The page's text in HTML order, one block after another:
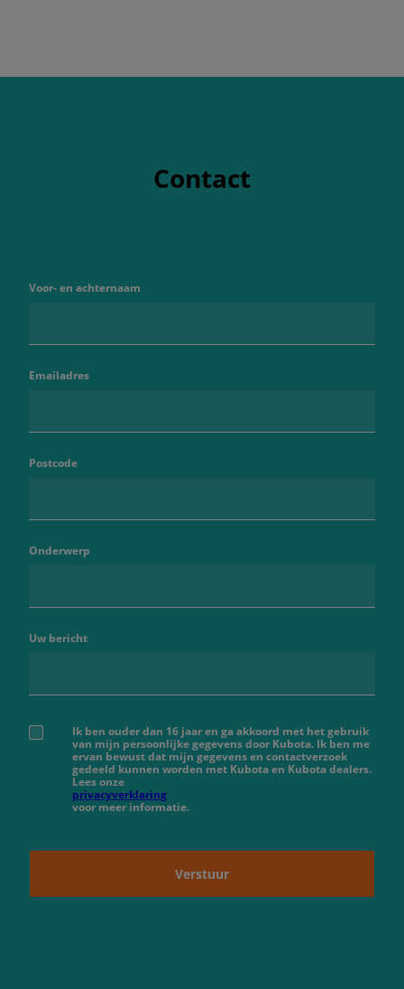
Contact
Voor- en achternaam
Emailadres
Postcode
Onderwerp
Uw bericht
Ik ben ouder dan 16 jaar en ga akkoord met het gebruik
van mijn persoonlijke gegevens door Kubota. Ik ben me
ervan bewust dat mijn gegevens en contactverzoek
gedeeld kunnen worden met Kubota en Kubota dealers.
Lees onze
privacyverklaring
voor meer informatie.
Verstuur